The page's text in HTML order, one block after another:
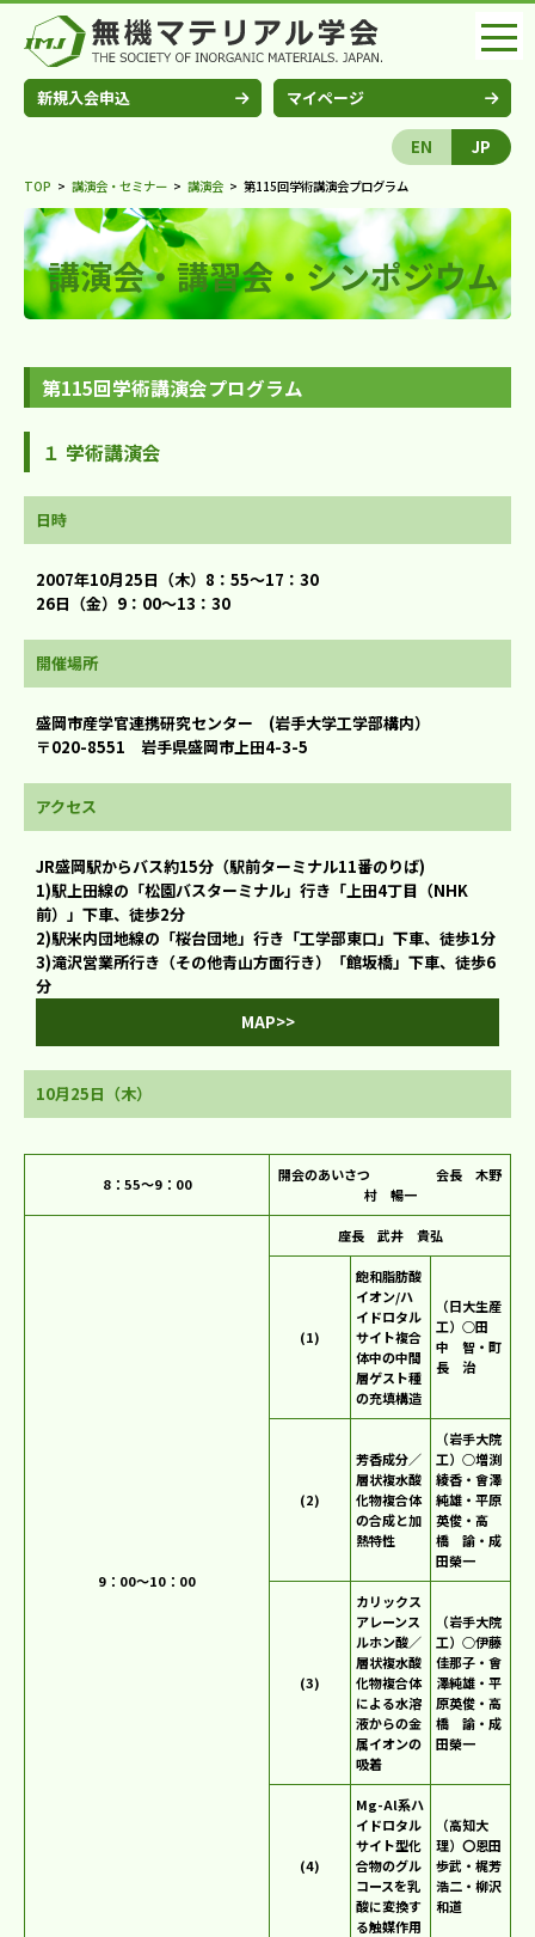
新規入会申込 マイページ
EN JP
TOP > 講演会・セミナー > 講演会 > 第115回学術講演会プログラム
講演会・講習会・シンポジウム
第115回学術講演会プログラム
１ 学術講演会
日時
2007年10月25日（木）8：55～17：30
26日（金）9：00～13：30
開催場所
盛岡市産学官連携研究センター (岩手大学工学部構内）
〒020-8551 岩手県盛岡市上田4-3-5
アクセス
JR盛岡駅からバス約15分（駅前ターミナル11番のりば)
1)駅上田線の「松園バスターミナル」行き「上田4丁目（NHK
前）」下車、徒歩2分
2)駅米内団地線の「桜台団地」行き「工学部東口」下車、徒歩1分
3)滝沢営業所行き（その他青山方面行き）「館坂橋」下車、徒歩6
分
MAP>>
10月25日（木）
8：55～9：00
開会のあいさつ 会長 木野
村 暢一
9：00～10：00
座長 武井 貴弘
(1)
飽和脂肪酸
イオン/ハ
イドロタル
サイト複合
体中の中間
層ゲスト種
の充填構造
（日大生産
工）○田
中 智・町
長 治
(2)
芳香成分／
層状複水酸
化物複合体
の合成と加
熱特性
（岩手大院
工）○増渕
綾香・會澤
純雄・平原
英俊・高
橋 諭・成
田榮一
(3)
カリックス
アレーンス
ルホン酸／
層状複水酸
化物複合体
による水溶
液からの金
属イオンの
吸着
（岩手大院
工）○伊藤
佳那子・會
澤純雄・平
原英俊・高
橋 諭・成
田榮一
(4)
Mg-Al系ハ
イドロタル
サイト型化
合物のグル
コースを乳
酸に変換す
る触媒作用
（高知大
理）〇恩田
歩武・梶芳
浩二・柳沢
和道